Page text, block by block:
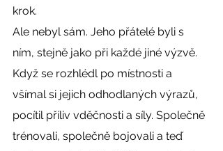
krok.
Ale nebyl sám. Jeho přátelé byli s
ním, stejně jako při každé jiné výzvě.
Když se rozhlédl po místnosti a
všímal si jejich odhodlaných výrazů,
pocítil příliv vděčnosti a síly. Společně
trénovali, společně bojovali a teď